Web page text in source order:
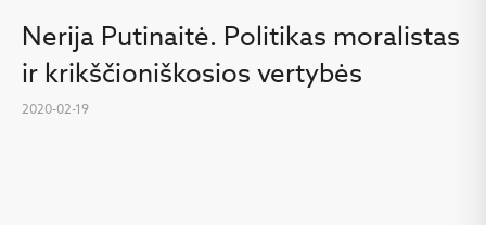
Nerija Putinaitė. Politikas moralistas
ir krikščioniškosios vertybės
2020-02-19